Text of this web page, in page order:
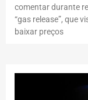
comentar durante
“gas release”, que
baixar preços